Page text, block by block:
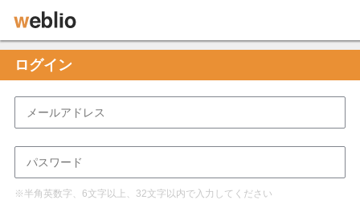
ログイン
※半角英数字、6文字以上、32文字以内で入力してください